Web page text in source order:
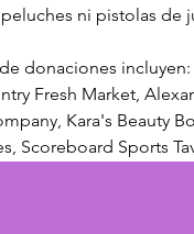
ni pistolas de
donaciones
Fresh Market,
Kara's Beauty
Scoreboard Sports